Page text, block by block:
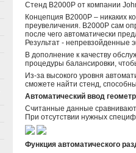
Стенд B2000P от компании
Концепция B2000P – никаких
преувеличения. B2000P сам
после чего автоматически
Результат - непревзойденные
В дополнение к качеству
процедуры балансировки,
Из-за высокого уровня
сможете найти стенд,
Автоматический ввод
Считанные данные
При отсутствии нужных
Функция автоматического